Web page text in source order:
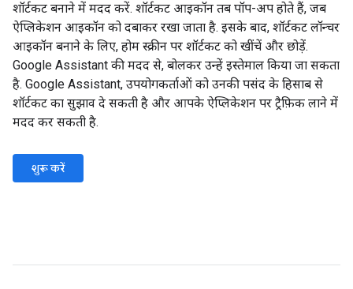
शॉर्टकट बनाने में मदद करें. शॉर्टकट आइकॉन तब पॉप-अप होते हैं, जब
ऐप्लिकेशन आइकॉन को दबाकर रखा जाता है. इसके बाद, शॉर्टकट लॉन्चर
आइकॉन बनाने के लिए, होम स्क्रीन पर शॉर्टकट को खींचें और छोड़ें.
Google Assistant की मदद से, बोलकर उन्हें इस्तेमाल किया जा सकता
है. Google Assistant, उपयोगकर्ताओं को उनकी पसंद के हिसाब से
शॉर्टकट का सुझाव दे सकती है और आपके ऐप्लिकेशन पर ट्रैफ़िक लाने में
मदद कर सकती है.
शुरू करें